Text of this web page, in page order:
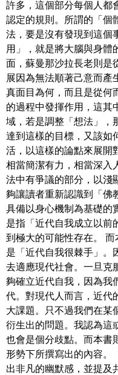
許多，這個部分每個人都
認定的規則。所謂的「個
法，要是沒有發現到這個
用」，就是將大腦與身體
面，蘇曼那沙拉長老則是
展因為無法順著己意而產
真面目為何，而且是從何
的過程中發揮作用，這其
域，若是調整「想法」，
達到這樣的目標，又該如
活，以這樣的論點來展開
相當簡潔有力，相當深入
法中有爭議的部分，以淺
夠讓讀者重新認識到「佛
具備以身心機制為基礎的
是指「近代自我成立以前
到極大的可能性存在。
是「近代自我很棘手」。
去適應現代社會。一旦克
夠確立近代自我，因為我
代。對現代人而言，近代
大課題。只不過我們在某
衍生出的問題。我認為這
也會是個分歧點。而本書
形勢下所撰寫出的內容。
出非凡的幽默感，並提及